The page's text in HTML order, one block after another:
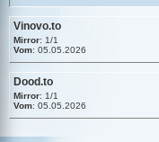
Vinovo.to
Mirror: 1/1
Vom: 05.05.2026
Dood.to
Mirror: 1/1
Vom: 05.05.2026